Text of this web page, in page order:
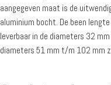
aangegeven maat is de
aluminium bocht. De been
leverbaar in de diameters 32
diameters 51 mm t/m 102 mm